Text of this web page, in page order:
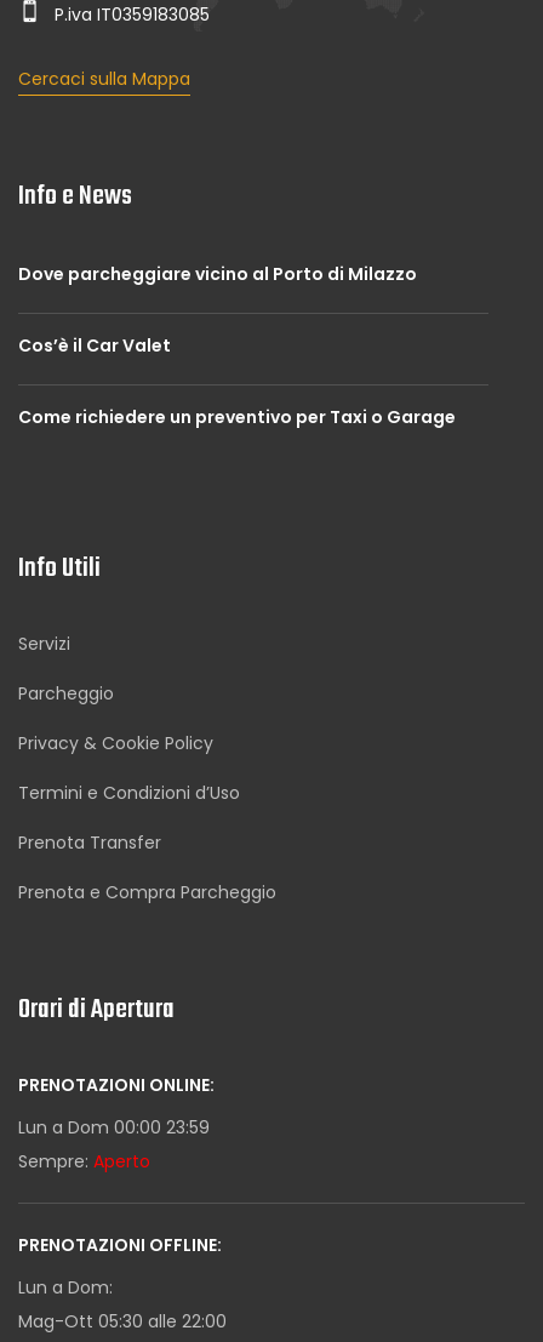
P.iva IT0359183085
Cercaci sulla Mappa
Info e News
Dove parcheggiare vicino al Porto di Milazzo
Cos’è il Car Valet
Come richiedere un preventivo per Taxi o Garage
Info Utili
Servizi
Parcheggio
Privacy & Cookie Policy
Termini e Condizioni d’Uso
Prenota Transfer
Prenota e Compra Parcheggio
Orari di Apertura
PRENOTAZIONI ONLINE:
Lun a Dom 00:00 23:59
Sempre: Aperto
PRENOTAZIONI OFFLINE:
Lun a Dom:
Mag-Ott 05:30 alle 22:00